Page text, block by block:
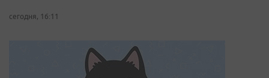
сегодня, 16:11